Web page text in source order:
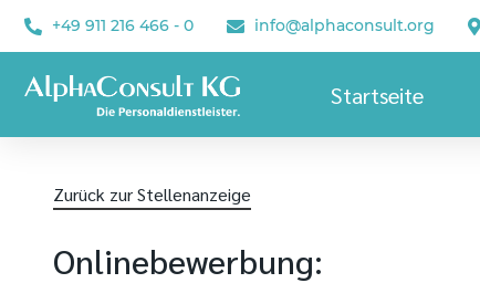
+49 911 216 466 - 0 info@alphaconsult.org
Startseite
Zurück zur Stellenanzeige
Onlinebewerbung: